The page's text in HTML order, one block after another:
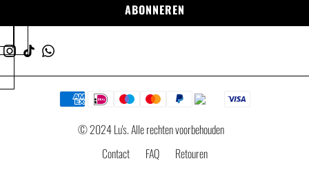
ABONNEREN
© 2024 Lu's. Alle rechten voorbehouden
Contact
FAQ
Retouren